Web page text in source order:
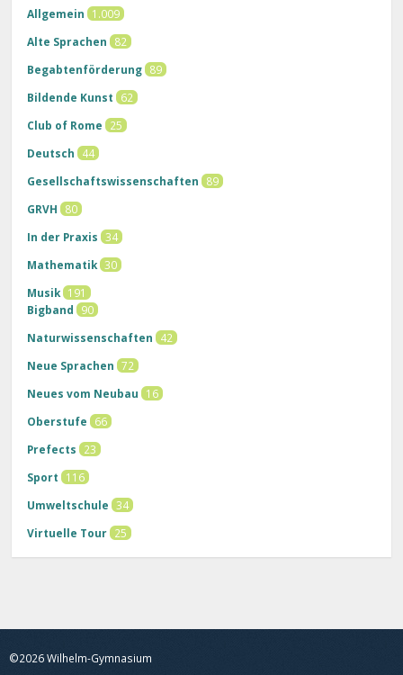
Allgemein
1.009
Alte Sprachen
82
Begabtenförderung 89
Bildende Kunst
62
Club of Rome
25
Deutsch
44
Gesellschaftswissenschaften
89
GRVH
80
In der Praxis 34
Mathematik 30
Musik 191
Bigband
90
Naturwissenschaften
42
Neue Sprachen 72
Neues vom Neubau
16
Oberstufe
66
Prefects
23
Sport
116
Umweltschule 34
Virtuelle Tour 25